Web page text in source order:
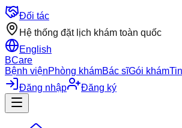
Đối tác
Hệ thống đặt lịch khám toàn quốc
English
BCare
Bệnh việnPhòng khámBác sĩGói khám
Đăng nhập
Đăng ký